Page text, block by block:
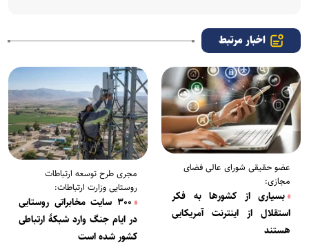
اخبار مرتبط
عضو حقیقی شورای عالی فضای
مجازی:
بسیاری از کشورها به فکر
استقلال از اینترنت آمریکایی
هستند
مجری طرح توسعه ارتباطات
روستایی وزارت ارتباطات:
۳۰۰ سایت مخابراتی روستایی
در ایام جنگ وارد شبکۀ ارتباطی
کشور شده است